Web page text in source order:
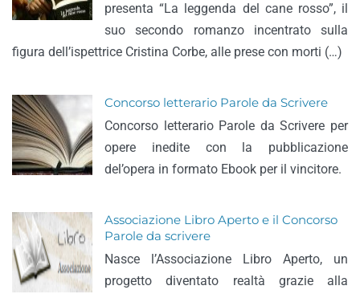
presenta “La leggenda del cane rosso”, il
suo secondo romanzo incentrato sulla
figura dell’ispettrice Cristina Corbe, alle prese con morti (…)
Concorso letterario Parole da Scrivere
Concorso letterario Parole da Scrivere per
opere inedite con la pubblicazione
del’opera in formato Ebook per il vincitore.
Associazione Libro Aperto e il Concorso
Parole da scrivere
Nasce l’Associazione Libro Aperto, un
progetto diventato realtà grazie alla